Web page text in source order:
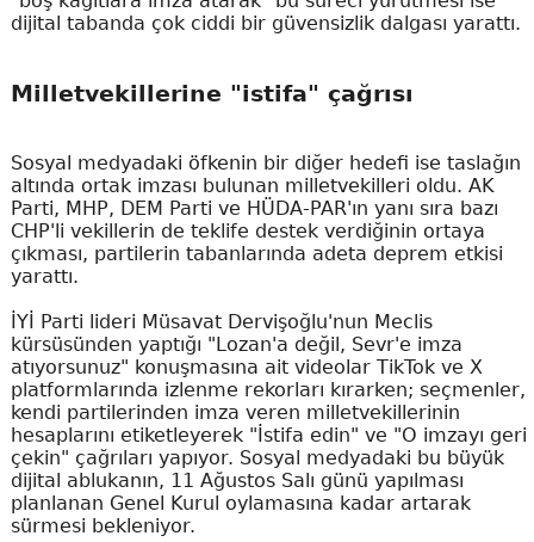
dijital tabanda çok ciddi bir güvensizlik dalgası yarattı.
Milletvekillerine "istifa" çağrısı
Sosyal medyadaki öfkenin bir diğer hedefi ise taslağın
altında ortak imzası bulunan milletvekilleri oldu. AK
Parti, MHP, DEM Parti ve HÜDA-PAR'ın yanı sıra bazı
CHP'li vekillerin de teklife destek verdiğinin ortaya
çıkması, partilerin tabanlarında adeta deprem etkisi
yarattı.
İYİ Parti lideri Müsavat Dervişoğlu'nun Meclis
kürsüsünden yaptığı "Lozan'a değil, Sevr'e imza
atıyorsunuz" konuşmasına ait videolar TikTok ve X
platformlarında izlenme rekorları kırarken; seçmenler,
kendi partilerinden imza veren milletvekillerinin
hesaplarını etiketleyerek "İstifa edin" ve "O imzayı geri
çekin" çağrıları yapıyor. Sosyal medyadaki bu büyük
dijital ablukanın, 11 Ağustos Salı günü yapılması
planlanan Genel Kurul oylamasına kadar artarak
sürmesi bekleniyor.